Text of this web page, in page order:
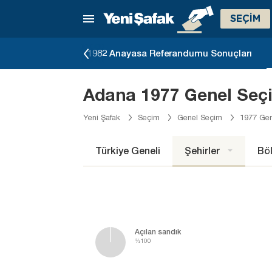
SEÇİM
1982 Anayasa Referandumu Sonuçları
Adana 1977 Genel
Yeni Şafak Seçim Genel Seçim 1977
Türkiye Geneli Şehirler
Açılan sandık
%100